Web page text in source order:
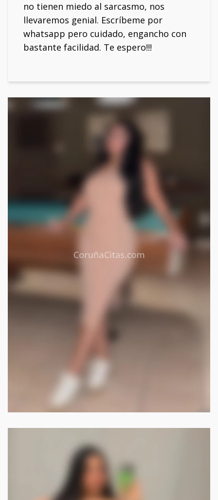
no tienen miedo al sarcasmo, nos
llevaremos genial. Escríbeme por
whatsapp pero cuidado, engancho con
bastante facilidad. Te espero!!!